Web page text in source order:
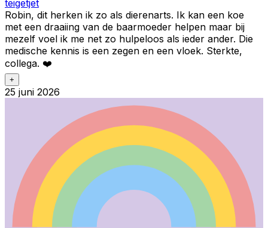
teigetjet
Robin, dit herken ik zo als dierenarts. Ik kan een koe
met een draaiing van de baarmoeder helpen maar bij
mezelf voel ik me net zo hulpeloos als ieder ander. Die
medische kennis is een zegen en een vloek. Sterkte,
collega. ❤️
+
25 juni 2026